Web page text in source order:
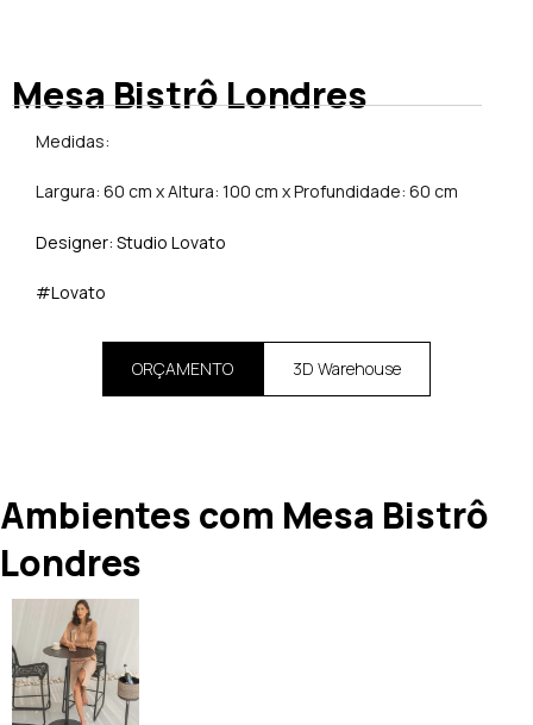
Mesa Bistrô Londres
Medidas:
Largura: 60 cm x Altura: 100 cm x Profundidade: 60 cm
Designer: Studio Lovato
#Lovato
ORÇAMENTO 3D Warehouse
Ambientes com Mesa Bistrô
Londres